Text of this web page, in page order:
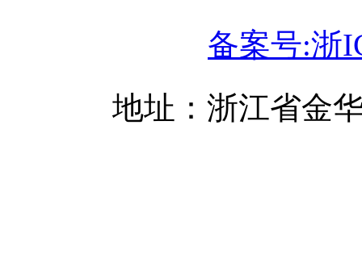
备案号:浙
地址：浙江省金